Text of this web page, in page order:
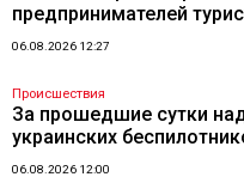
предпринимателей
06.08.2026 12:27
Происшествия
За прошедшие сутки
украинских
06.08.2026 12:00